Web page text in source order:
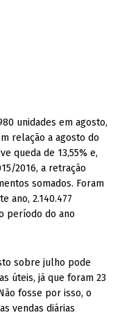
unidades em agosto,
relação a agosto do
queda de 13,55% e,
2016, a retração
somados. Foram
ano, 2.140.477
período do ano
sobre julho pode
úteis, já que foram 23
fosse por isso, o
vendas diárias